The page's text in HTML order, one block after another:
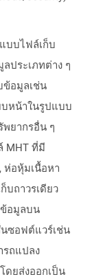
บบไฟล์เก็บ
ประเภทต่าง ๆ
ข้อมูลเช่น
หน้าในรูปแบบ
พยากรอื่น ๆ
MHT ที่มี
ห่อหุ้มเนื้อหา
บถาวรเดียว
อมูลบน
ซอฟต์แวร์เช่น
รถแปลง
ดยส่งออกเป็น